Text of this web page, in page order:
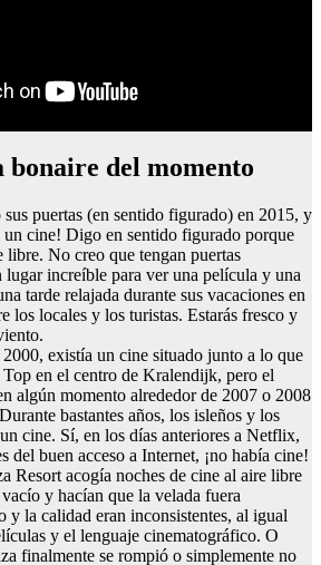
bonaire del momento
puertas (en sentido figurado) en 2015, y
cine! Digo en sentido figurado porque
libre. No creo que tengan puertas
lugar increíble para ver una película y una
tarde relajada durante sus vacaciones en
los locales y los turistas. Estarás fresco y
existía un cine situado junto a lo que
en el centro de Kralendijk, pero el
algún momento alrededor de 2007 o 2008
bastantes años, los isleños y los
cine. Sí, en los días anteriores a Netflix,
del buen acceso a Internet, ¡no había cine!
Resort acogía noches de cine al aire libre
y hacían que la velada fuera
y la calidad eran inconsistentes, al igual
y el lenguaje cinematográfico. O
finalmente se rompió o simplemente no